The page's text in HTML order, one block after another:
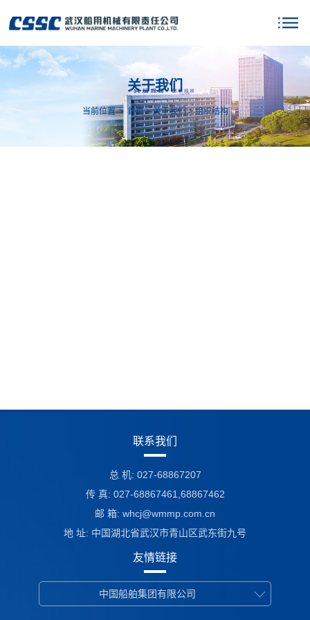
关于我们
当前位置 > 首页>关于我们>组织结构
联系我们
总 机: 027-68867207
传 真: 027-68867461,68867462
邮 箱: whcj@wmmp.com.cn
地 址: 中国湖北省武汉市青山区武东街九号
友情链接
中国船舶集团有限公司